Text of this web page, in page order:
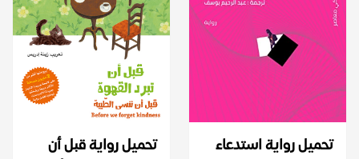
تحميل رواية استدعاء
تحميل رواية قبل أن